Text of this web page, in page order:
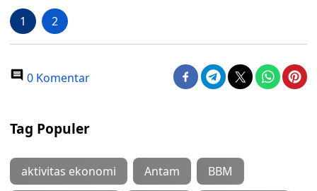
1 2
0 Komentar
Tag Populer
aktivitas ekonomi Antam BBM